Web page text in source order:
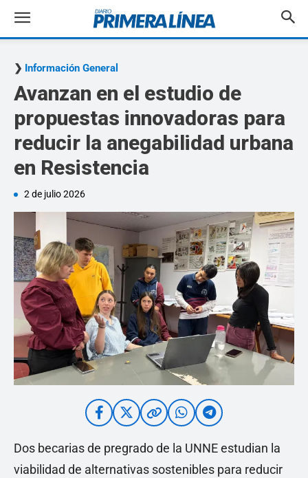
Información General
Avanzan en el estudio de
propuestas innovadoras para
reducir la anegabilidad urbana
en Resistencia
2 de julio 2026
Dos becarias de pregrado de la UNNE estudian la
viabilidad de alternativas sostenibles para reducir